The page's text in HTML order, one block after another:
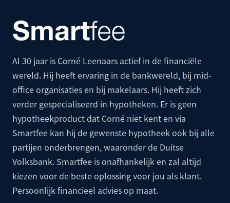
Al 30 jaar is Corné Leenaars actief in de financiële
wereld. Hij heeft ervaring in de bankwereld, bij mid-
office organisaties en bij makelaars. Hij heeft zich
verder gespecialiseerd in hypotheken. Er is geen
hypotheekproduct dat Corné niet kent en via
Smartfee kan hij de gewenste hypotheek ook bij alle
partijen onderbrengen, waaronder de Duitse
Volksbank. Smartfee is onafhankelijk en zal altijd
kiezen voor de beste oplossing voor jou als klant.
Persoonlijk financieel advies op maat.